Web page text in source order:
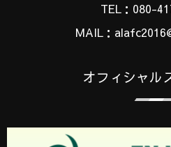
TEL：080-
MAIL：
オフィシャル